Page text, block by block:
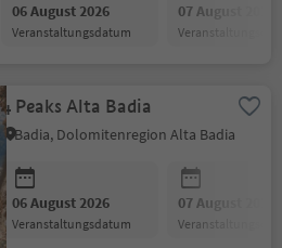
06 August 2026
Veranstaltungsdatum
07 August 2026
4 Peaks Alta Badia
Badia, Dolomitenregion Alta Badia
06 August 2026
Veranstaltungsdatum
07 August 2026